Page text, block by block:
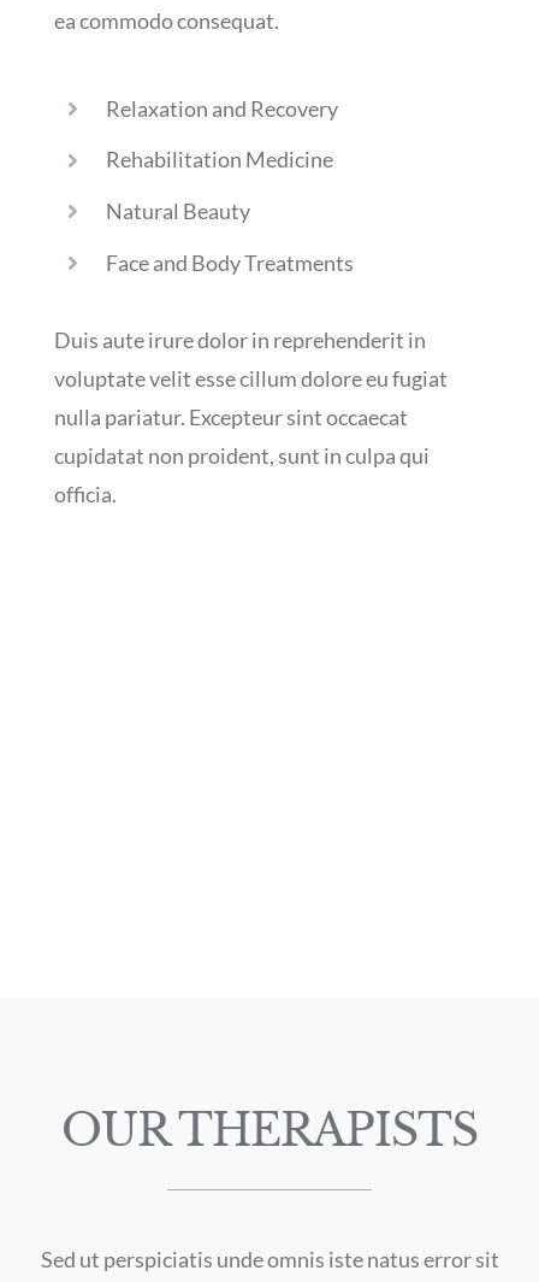
ea commodo consequat.
Relaxation and Recovery
Rehabilitation Medicine
Natural Beauty
Face and Body Treatments
Duis aute irure dolor in reprehenderit in
voluptate velit esse cillum dolore eu fugiat
nulla pariatur. Excepteur sint occaecat
cupidatat non proident, sunt in culpa qui
officia.
OUR THERAPISTS
Sed ut perspiciatis unde omnis iste natus error sit